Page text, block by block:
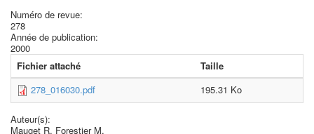
Numéro de revue:
278
Année de publication:
2000
Fichier attaché
Taille
278_016030.pdf
195.31 Ko
Auteur(s):
Mauget R. Forestier M.